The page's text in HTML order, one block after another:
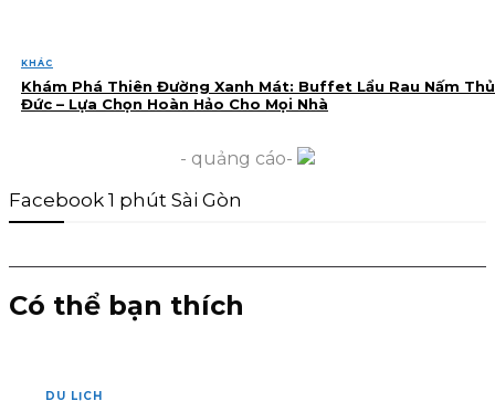
KHÁC
Khám Phá Thiên Đường Xanh Mát: Buffet Lẩu Rau Nấm Thủ
Đức – Lựa Chọn Hoàn Hảo Cho Mọi Nhà
- quảng cáo-
Facebook 1 phút Sài Gòn
Có thể bạn thích
DU LỊCH